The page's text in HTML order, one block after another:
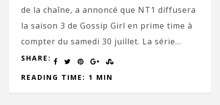
de la chaîne, a annoncé que NT1 diffusera
la saison 3 de Gossip Girl en prime time à
compter du samedi 30 juillet. La série...
SHARE:
READING TIME: 1 MIN